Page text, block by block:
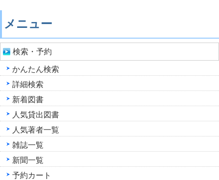
メニュー
検索・予約
かんたん検索
詳細検索
新着図書
人気貸出図書
人気著者一覧
雑誌一覧
新聞一覧
予約カート